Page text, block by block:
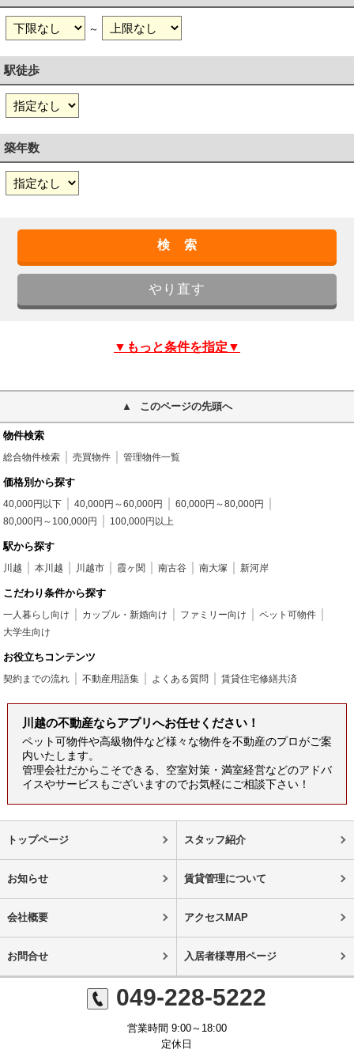
～
駅徒歩
築年数
▼もっと条件を指定▼
このページの先頭へ
物件検索
総合物件検索 売買物件 管理物件一覧
価格別から探す
40,000円以下 40,000円～60,000円
60,000円～80,000円
80,000円～100,000円
100,000円以上
駅から探す
川越 本川越 川越市 霞ヶ関 南古谷 南大塚 新河岸
こだわり条件から探す
一人暮らし向け カップル・新婚向け ファミリー向け
ペット可物件
大学生向け
お役立ちコンテンツ
契約までの流れ 不動産用語集 よくある質問 賃貸住宅修繕共済
川越の不動産ならアプリへお任せください！
ペット可物件や高級物件など様々な物件を不動産のプロがご案
内いたします。
管理会社だからこそできる、空室対策・満室経営などのアドバ
イスやサービスもございますのでお気軽にご相談下さい！
トップページ スタッフ紹介
お知らせ 賃貸管理について
会社概要 アクセスMAP
お問合せ 入居者様専用ページ
049-228-5222
営業時間 9:00～18:00
定休日